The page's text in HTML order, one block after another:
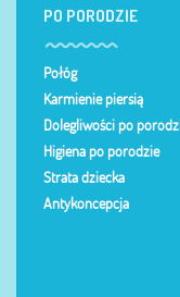
PO PORODZIE
Połóg
Karmienie piersią
Dolegliwości po
Higiena po porodzie
Strata dziecka
Antykoncepcja